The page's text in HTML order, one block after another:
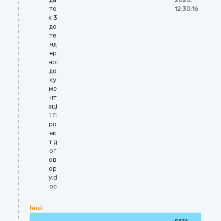
то
к 3
до
те
нд
ер
ної
до
ку
ме
нт
аці
ї П
ро
ек
т д
ог
ов
ор
у.d
oc
12:30:16
Інші